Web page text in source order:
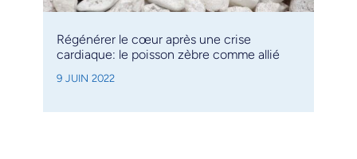
Régénérer le cœur après une crise
cardiaque: le poisson zèbre comme allié
9 JUIN 2022